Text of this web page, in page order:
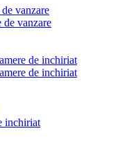
vanzare
de vanzare
de inchiriat
de inchiriat
inchiriat